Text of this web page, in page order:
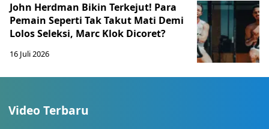
John Herdman Bikin Terkejut! Para
Pemain Seperti Tak Takut Mati Demi
Lolos Seleksi, Marc Klok Dicoret?
16 Juli 2026
Video Terbaru